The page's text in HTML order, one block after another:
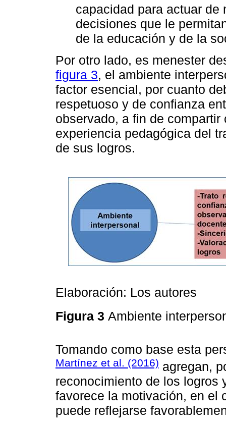
capacidad para actuar de
decisiones que le
de la educación y de la
Por otro lado, es menester
figura 3, el ambiente
factor esencial, por cuanto
respetuoso y de confianza
observado, a fin de
experiencia pedagógica del
de sus logros.
Elaboración: Los autores
Figura 3 Ambiente
Tomando como base esta
Martínez et al. (2016) agregan,
reconocimiento de los logros
favorece la motivación, en el
puede reflejarse